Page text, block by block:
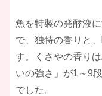
魚を特製の発酵液
で、独特の香りと
す。くさやの香り
いの強さ」が1～9
でした。